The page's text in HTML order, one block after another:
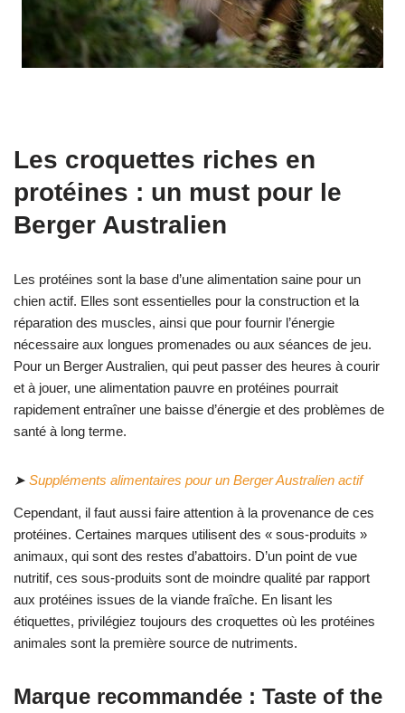
Les croquettes riches en
protéines : un must pour le
Berger Australien
Les protéines sont la base d’une alimentation saine pour un
chien actif. Elles sont essentielles pour la construction et la
réparation des muscles, ainsi que pour fournir l’énergie
nécessaire aux longues promenades ou aux séances de jeu.
Pour un Berger Australien, qui peut passer des heures à courir
et à jouer, une alimentation pauvre en protéines pourrait
rapidement entraîner une baisse d’énergie et des problèmes de
santé à long terme.
➤ Suppléments alimentaires pour un Berger Australien actif
Cependant, il faut aussi faire attention à la provenance de ces
protéines. Certaines marques utilisent des « sous-produits »
animaux, qui sont des restes d’abattoirs. D’un point de vue
nutritif, ces sous-produits sont de moindre qualité par rapport
aux protéines issues de la viande fraîche. En lisant les
étiquettes, privilégiez toujours des croquettes où les protéines
animales sont la première source de nutriments.
Marque recommandée : Taste of the